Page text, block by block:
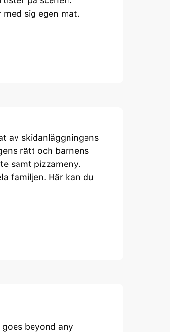
sig egen mat.
av skidanläggningens
rätt och barnens
samt pizzameny.
familjen. Här kan du
beyond any